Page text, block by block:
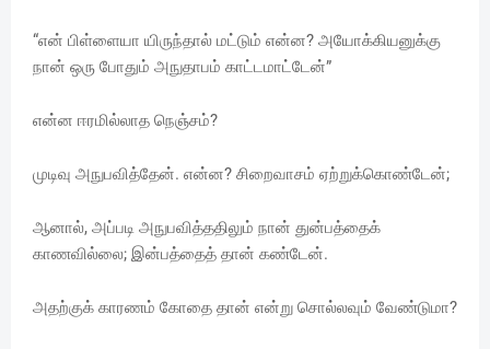
“என் பிள்ளையா யிருந்தால் மட்டும் என்ன? அயோக்கியனுக்கு
நான் ஒரு போதும் அநுதாபம் காட்டமாட்டேன்”
என்ன ஈரமில்லாத நெஞ்சம்?
முடிவு அநுபவித்தேன். என்ன? சிறைவாசம் ஏற்றுக்கொண்டேன்;
ஆனால், அப்படி அநுபவித்ததிலும் நான் துன்பத்தைக்
காணவில்லை; இன்பத்தைத் தான் கண்டேன்.
அதற்குக் காரணம் கோதை தான் என்று சொல்லவும் வேண்டுமா?